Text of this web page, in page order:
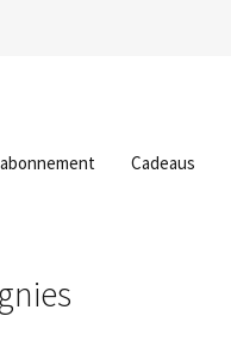
Cadeaus